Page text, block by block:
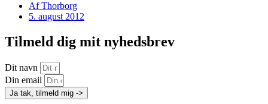
AfThorborg
5. august 2012
Tilmeld dig mit nyhedsbrev
Dit navn
Din email
Ja tak, tilmeld mig ->